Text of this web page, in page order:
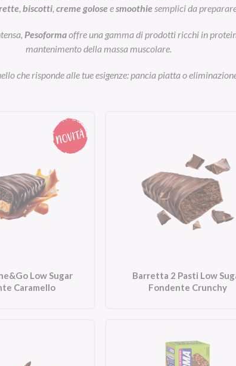
biscotti creme golose e smoothie semplici da
Pesoformaoffre una gamma di prodotti ricchi in
mantenimento della massa muscolare.
che risponde alle tue esigenze: pancia piatta o
Low Sugar
Caramello
Barretta 2 Pasti Low
Fondente Crunchy